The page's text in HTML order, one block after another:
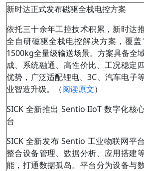
新时达正式发布磁驱全栈电控方案
依托三十余年工控技术积累，新时达
全自研磁驱全栈电控解决方案，覆盖
1500kg全量级输送场景。方案具备全
成、系统融通、高性价比、工况稳定
优势，广泛适配锂电、3C、汽车电子
业智造升级。（阅读原文）
SICK 全新推出 Sentio IIoT 数字化核
台
SICK 全新发布 Sentio 工业物联网平台
整合设备管理、数据分析、应用搭建
能，打通数据孤岛。平台分为设备与